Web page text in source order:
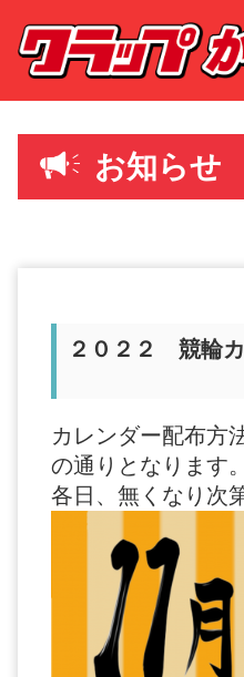
お知らせ
２０２２ 競輪
カレンダー配布方
の通りとなります。
各日、無くなり次